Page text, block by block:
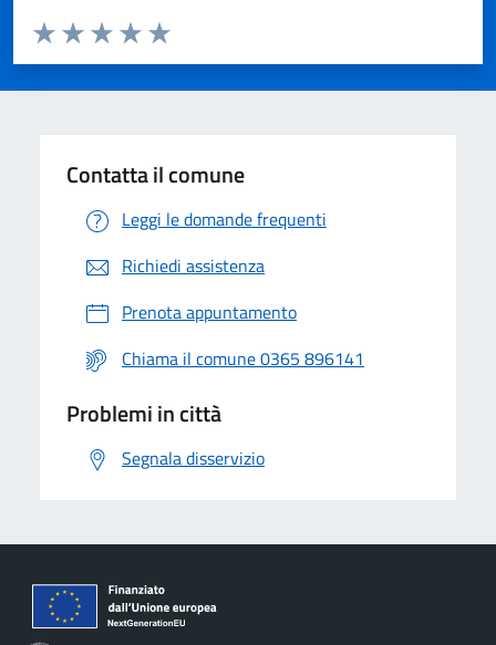
Valuta da 1 a 5 stelle la pagina
Valuta 5 stelle su 5
Valuta 4 stelle su 5
Valuta 3 stelle su 5
Valuta 2 stelle su 5
Valuta 1 stelle su 5
Contatta il comune
Leggi le domande frequenti
Richiedi assistenza
Prenota appuntamento
Chiama il comune 0365 896141
Problemi in città
Segnala disservizio